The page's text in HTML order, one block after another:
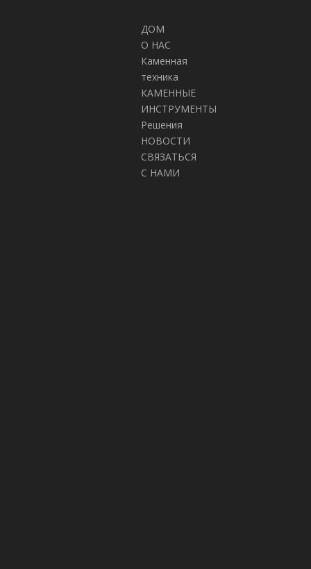
ДОМ
О НАС
Каменная
техника
КАМЕННЫЕ
ИНСТРУМЕНТЫ
Решения
НОВОСТИ
СВЯЗАТЬСЯ
С НАМИ